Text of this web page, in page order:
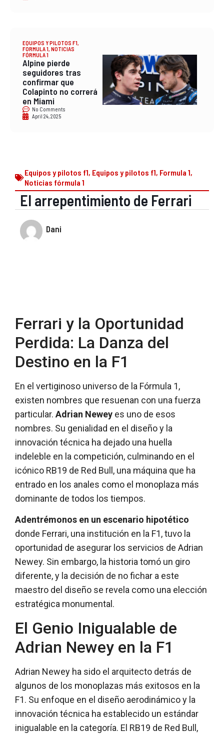
EQUIPOS Y PILOTOS F1,
FORMULA 1, NOTICIAS
FÓRMULA 1
Alpine pierde
seguidores tras
confirmar que
Colapinto no correrá
en Miami
No Comments
April 24, 2025
Equipos y pilotos f1, Equipos y pilotos f1, Formula 1,
Noticias fórmula 1
El arrepentimiento de Ferrari
Dani
Ferrari y la Oportunidad
Perdida: La Danza del
Destino en la F1
En el vertiginoso universo de la Fórmula 1,
existen nombres que resuenan con una fuerza
particular. Adrian Newey es uno de esos
nombres. Su genialidad en el diseño y la
innovación técnica ha dejado una huella
indeleble en la competición, culminando en el
icónico RB19 de Red Bull, una máquina que ha
entrado en los anales como el monoplaza más
dominante de todos los tiempos.
Adentrémonos en un escenario hipotético
donde Ferrari, una institución en la F1, tuvo la
oportunidad de asegurar los servicios de Adrian
Newey. Sin embargo, la historia tomó un giro
diferente, y la decisión de no fichar a este
maestro del diseño se revela como una elección
estratégica monumental.
El Genio Inigualable de
Adrian Newey en la F1
Adrian Newey ha sido el arquitecto detrás de
algunos de los monoplazas más exitosos en la
F1. Su enfoque en el diseño aerodinámico y la
innovación técnica ha establecido un estándar
inigualable en la categoría. El RB19 de Red Bull,